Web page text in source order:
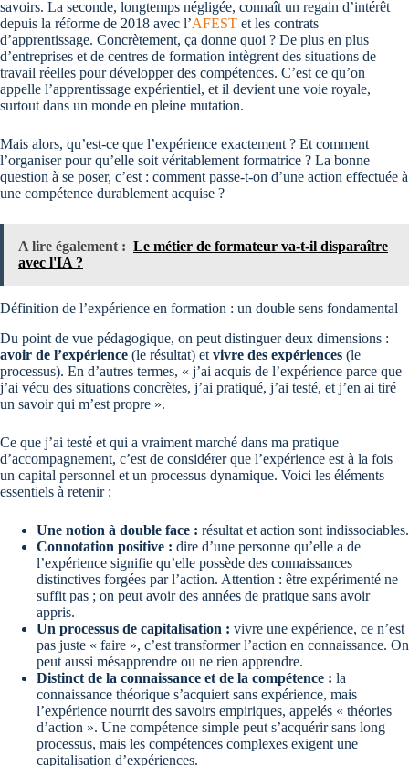
savoirs. La seconde, longtemps négligée, connaît un regain d’intérêt
depuis la réforme de 2018 avec l’AFEST et les contrats
d’apprentissage. Concrètement, ça donne quoi ? De plus en plus
d’entreprises et de centres de formation intègrent des situations de
travail réelles pour développer des compétences. C’est ce qu’on
appelle l’apprentissage expérientiel, et il devient une voie royale,
surtout dans un monde en pleine mutation.
Mais alors, qu’est-ce que l’expérience exactement ? Et comment
l’organiser pour qu’elle soit véritablement formatrice ? La bonne
question à se poser, c’est : comment passe-t-on d’une action effectuée à
une compétence durablement acquise ?
A lire également : Le métier de formateur va-t-il disparaître
avec l'IA ?
Définition de l’expérience en formation : un double sens fondamental
Du point de vue pédagogique, on peut distinguer deux dimensions :
avoir de l’expérience (le résultat) et vivre des expériences (le
processus). En d’autres termes, « j’ai acquis de l’expérience parce que
j’ai vécu des situations concrètes, j’ai pratiqué, j’ai testé, et j’en ai tiré
un savoir qui m’est propre ».
Ce que j’ai testé et qui a vraiment marché dans ma pratique
d’accompagnement, c’est de considérer que l’expérience est à la fois
un capital personnel et un processus dynamique. Voici les éléments
essentiels à retenir :
Une notion à double face : résultat et action sont indissociables.
Connotation positive : dire d’une personne qu’elle a de
l’expérience signifie qu’elle possède des connaissances
distinctives forgées par l’action. Attention : être expérimenté ne
suffit pas ; on peut avoir des années de pratique sans avoir
appris.
Un processus de capitalisation : vivre une expérience, ce n’est
pas juste « faire », c’est transformer l’action en connaissance. On
peut aussi mésapprendre ou ne rien apprendre.
Distinct de la connaissance et de la compétence : la
connaissance théorique s’acquiert sans expérience, mais
l’expérience nourrit des savoirs empiriques, appelés « théories
d’action ». Une compétence simple peut s’acquérir sans long
processus, mais les compétences complexes exigent une
capitalisation d’expériences.